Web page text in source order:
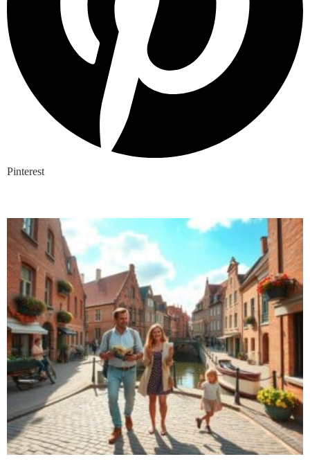
Pinterest